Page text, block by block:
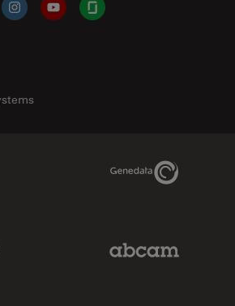
InstagramYouTubeGlassdoor
Genedata Link